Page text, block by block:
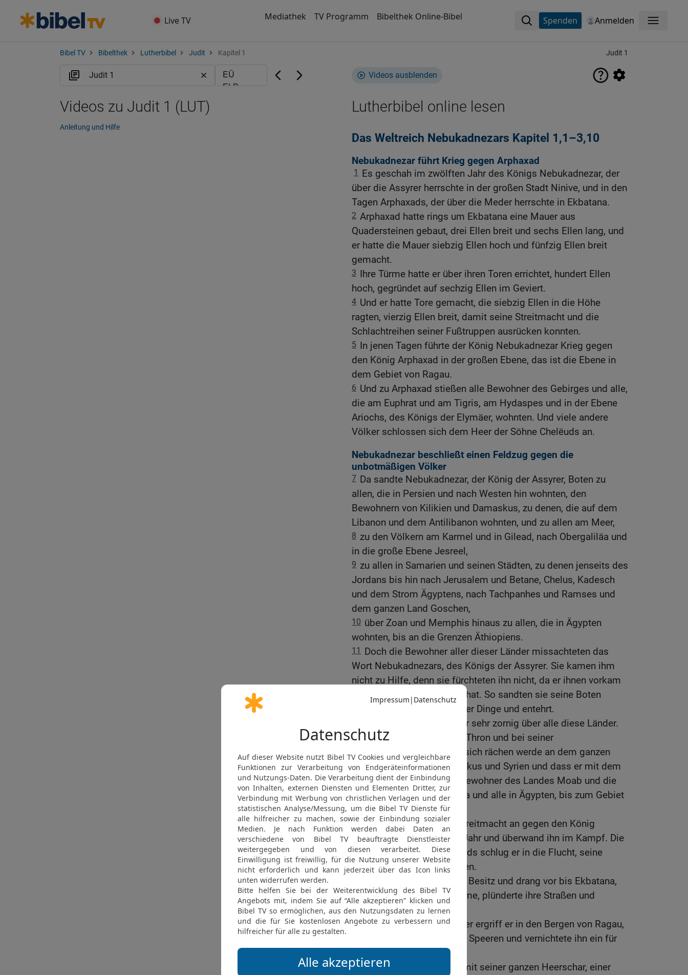
Live TV Mediathek TV Programm Bibelthek Online-Bibel Spenden Anmelden Menü
Bibel TV Bibelthek Lutherbibel Judit Kapitel 1 Judit 1
Videos ausblenden
Lutherbibel online lesen
Das Weltreich Nebukadnezars Kapitel 1,1–3,10
Nebukadnezar führt Krieg gegen Arphaxad
1
Es geschah im zwölften Jahr des Königs Nebukadnezar, der
über die Assyrer herrschte in der großen Stadt Ninive, und in den
Tagen Arphaxads, der über die Meder herrschte in Ekbatana.
2 Arphaxad hatte rings um Ekbatana eine Mauer aus
Quadersteinen gebaut, drei Ellen breit und sechs Ellen lang, und
er hatte die Mauer siebzig Ellen hoch und fünfzig Ellen breit
gemacht.
3 Ihre Türme hatte er über ihren Toren errichtet, hundert Ellen
hoch, gegründet auf sechzig Ellen im Geviert.
4 Und er hatte Tore gemacht, die siebzig Ellen in die Höhe
ragten, vierzig Ellen breit, damit seine Streitmacht und die
Schlachtreihen seiner Fußtruppen ausrücken konnten.
5 In jenen Tagen führte der König Nebukadnezar Krieg gegen
den König Arphaxad in der großen Ebene, das ist die Ebene in
dem Gebiet von Ragau.
6 Und zu Arphaxad stießen alle Bewohner des Gebirges und alle,
die am Euphrat und am Tigris, am Hydaspes und in der Ebene
Ariochs, des Königs der Elymäer, wohnten. Und viele andere
Völker schlossen sich dem Heer der Söhne Chelëuds an.
Nebukadnezar beschließt einen Feldzug gegen die
unbotmäßigen Völker
7 Da sandte Nebukadnezar, der König der Assyrer, Boten zu
allen, die in Persien und nach Westen hin wohnten, den
Bewohnern von Kilikien und Damaskus, zu denen, die auf dem
Libanon und dem Antilibanon wohnten, und zu allen am Meer,
8 zu den Völkern am Karmel und in Gilead, nach Obergaliläa und
in die große Ebene Jesreel,
9 zu allen in Samarien und seinen Städten, zu denen jenseits des
Jordans bis hin nach Jerusalem und Betane, Chelus, Kadesch
und dem Strom Ägyptens, nach Tachpanhes und Ramses und
dem ganzen Land Goschen,
10 über Zoan und Memphis hinaus zu allen, die in Ägypten
wohnten, bis an die Grenzen Äthiopiens.
11
Doch die Bewohner aller dieser Länder missachteten das
Wort Nebukadnezars, des Königs der Assyrer. Sie kamen ihm
nicht zu Hilfe, denn sie fürchteten ihn nicht, da er ihnen vorkam
wie einer, der keine Macht hat. So sandten sie seine Boten
wieder zurück, unverrichteter Dinge und entehrt.
Da wurde Nebukadnezar sehr zornig über alle diese Länder.
Und er schwor bei seinem Thron und bei seiner
Königsherrschaft, dass er sich rächen werde an dem ganzen
Gebiet von Kilikien, Damaskus und Syrien und dass er mit dem
Schwert töten werde alle Bewohner des Landes Moab und die
Ammoniter und ganz Judäa und alle in Ägypten, bis zum Gebiet
der beiden Meere.
13 Und er trat mit seiner Streitmacht an gegen den König
Arphaxad im siebzehnten Jahr und überwand ihn im Kampf. Die
ganze Streitmacht Arphaxads schlug er in die Flucht, seine
Reiterei und alle Streitwagen.
Er nahm seine Städte in Besitz und drang vor bis Ekbatana,
bemächtigte sich ihrer Türme, plünderte ihre Straßen und
zerstörte ihre Pracht.
15 Den König Arphaxad aber ergriff er in den Bergen von Ragau,
durchbohrte ihn mit seinen Speeren und vernichtete ihn ein für
16 Danach kehrte er heim mit seiner ganzen Heerschar, einer
Videos zu Judit 1 (LUT)
Anleitung und Hilfe